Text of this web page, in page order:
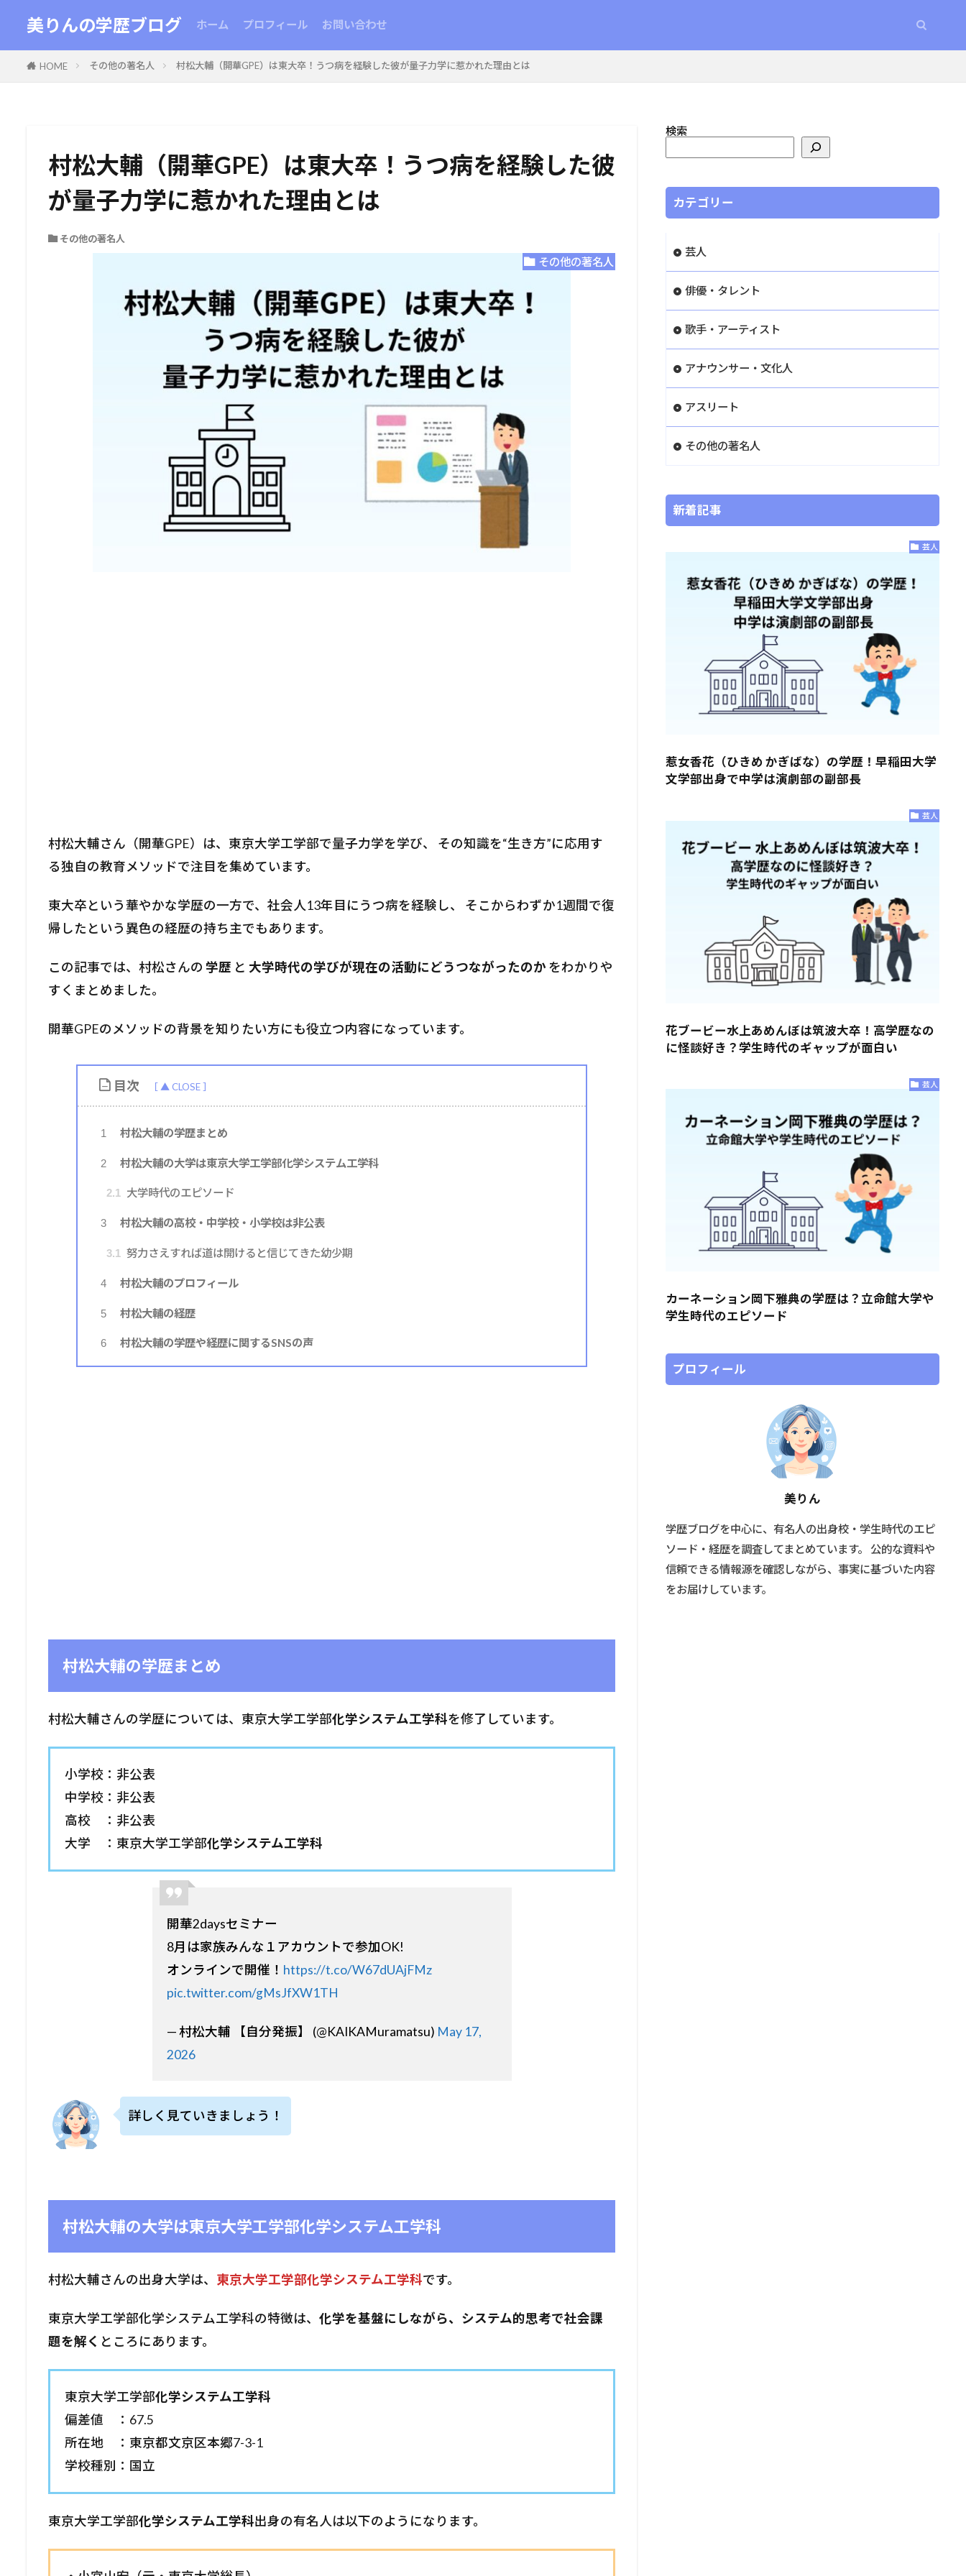
美りんの学歴ブログ ホーム プロフィール お問い合わせ
HOME その他の著名人 村松大輔（開華GPE）は東大卒！うつ病を経験した彼が量子力学に惹かれた理由とは
村松大輔（開華GPE）は東大卒！うつ病を経験した彼
が量子力学に惹かれた理由とは
その他の著名人
その他の著名人
村松大輔さん（開華GPE）は、東京大学工学部で量子力学を学び、 その知識を“生き方”に応用す
る独自の教育メソッドで注目を集めています。
東大卒という華やかな学歴の一方で、社会人13年目にうつ病を経験し、 そこからわずか1週間で復
帰したという異色の経歴の持ち主でもあります。
この記事では、村松さんの 学歴 と 大学時代の学びが現在の活動にどうつながったのか をわかりや
すくまとめました。
開華GPEのメソッドの背景を知りたい方にも役立つ内容になっています。
目次
1 村松大輔の学歴まとめ
2 村松大輔の大学は東京大学工学部化学システム工学科
2.1 大学時代のエピソード
3 村松大輔の高校・中学校・小学校は非公表
3.1 努力さえすれば道は開けると信じてきた幼少期
4 村松大輔のプロフィール
5 村松大輔の経歴
6 村松大輔の学歴や経歴に関するSNSの声
村松大輔の学歴まとめ
村松大輔さんの学歴については、東京大学工学部化学システム工学科を修了しています。
小学校：非公表
中学校：非公表
高校 ：非公表
大学 ：東京大学工学部化学システム工学科
開華2daysセミナー
8月は家族みんな１アカウントで参加OK!
オンラインで開催！ https://t.co/W67dUAjFMz
pic.twitter.com/gMsJfXW1TH
— 村松大輔 【自分発振】 (@KAIKAMuramatsu) May 17,
2026
詳しく見ていきましょう！
村松大輔の大学は東京大学工学部化学システム工学科
村松大輔さんの出身大学は、 東京大学工学部化学システム工学科です。
東京大学工学部化学システム工学科の特徴は、 化学を基盤にしながら、システム的思考で社会課
題を解く ところにあります。
東京大学工学部化学システム工学科
偏差値 ：67.5
所在地 ：東京都文京区本郷7-3-1
学校種別：国立
東京大学工学部化学システム工学科出身の有名人は以下のようになります。
検索
カテゴリー
芸人
俳優・タレント
歌手・アーティスト
アナウンサー・文化人
アスリート
その他の著名人
新着記事
芸人
惹女香花（ひきめ かぎばな）の学歴！早稲田大学
文学部出身で中学は演劇部の副部長
芸人
花ブービー水上あめんぼは筑波大卒！高学歴なの
に怪談好き？学生時代のギャップが面白い
芸人
カーネーション岡下雅典の学歴は？立命館大学や
学生時代のエピソード
プロフィール
美りん
学歴ブログを中心に、有名人の出身校・学生時代のエピ
ソード・経歴を調査してまとめています。 公的な資料や
信頼できる情報源を確認しながら、事実に基づいた内容
をお届けしています。